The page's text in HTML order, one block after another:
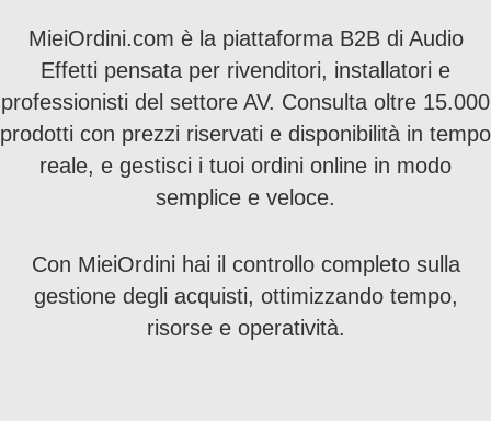
MieiOrdini.com è la piattaforma B2B di Audio
Effetti pensata per rivenditori, installatori e
professionisti del settore AV. Consulta oltre 15.000
prodotti con prezzi riservati e disponibilità in tempo
reale, e gestisci i tuoi ordini online in modo
semplice e veloce.
Con MieiOrdini hai il controllo completo sulla
gestione degli acquisti, ottimizzando tempo,
risorse e operatività.